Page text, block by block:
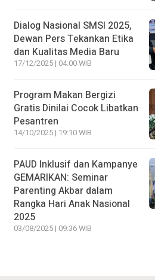
Dialog Nasional SMSI 2025,
Dewan Pers Tekankan Etika
dan Kualitas Media Baru
17/12/2025 | 04:00 WIB
Program Makan Bergizi
Gratis Dinilai Cocok Libatkan
Pesantren
14/10/2025 | 19:10 WIB
PAUD Inklusif dan Kampanye
GEMARIKAN: Seminar
Parenting Akbar dalam
Rangka Hari Anak Nasional
2025
03/08/2025 | 09:36 WIB